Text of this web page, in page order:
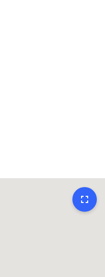
fullscreen